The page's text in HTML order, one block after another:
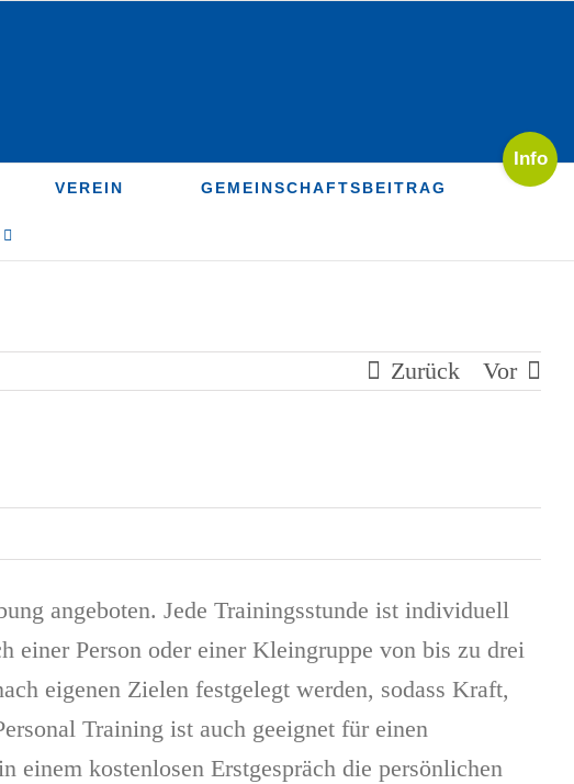
VEREIN GEMEINSCHAFTSBEITRAG
Zurück Vor
angeboten. Jede Trainingsstunde ist individuell
einer Person oder einer Kleingruppe von bis zu drei
eigenen Zielen festgelegt werden, sodass Kraft,
Training ist auch geeignet für einen
kostenlosen Erstgespräch die persönlichen
Toggle
Sliding
Area